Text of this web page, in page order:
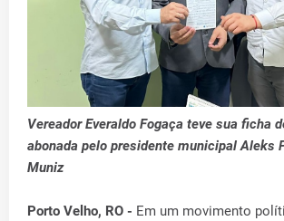
Vereador Everaldo Fogaça teve sua ficha
abonada pelo presidente municipal Aleks
Muniz
Porto Velho, RO - Em um movimento